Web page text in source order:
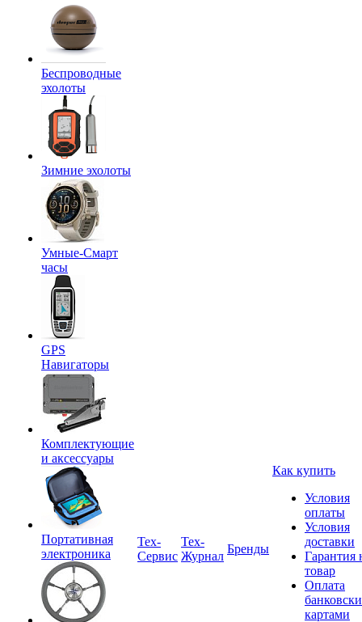
Беспроводные
эхолоты
Зимние эхолоты
Умные-Смарт
часы
GPS
Навигаторы
Комплектующие
и аксессуары
Портативная
электроника
Tex-
Сервис
Тех-
Журнал
Бренды
Как купить
Условия
оплаты
Условия
доставки
Гарантия
товар
Оплата
картами